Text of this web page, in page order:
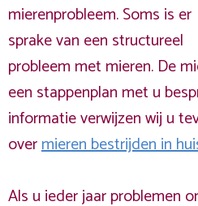
mierenprobleem. Soms is er
sprake van een structureel
probleem met mieren. De
een stappenplan met u
informatie verwijzen wij u
overmieren bestrijden in
Als u ieder jaar problemen